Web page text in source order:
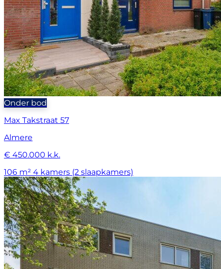
Onder bod
Max Takstraat 57
Almere
€ 450.000 k.k.
106 m² 4 kamers (2 slaapkamers)